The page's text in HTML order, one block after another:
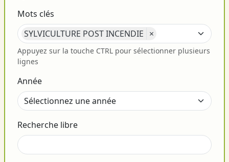
Mots clés
SYLVICULTURE POST INCENDIE ×
Appuyez sur la touche CTRL pour sélectionner plusieurs
lignes
Année
Recherche libre